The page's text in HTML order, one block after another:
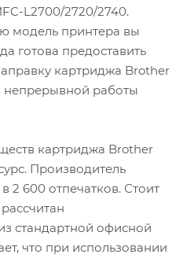
L2700/2720/2740.
модель принтера вы
готова предоставить
картриджа Brother
непрерывной работы
картриджа Brother
Производитель
2 600 отпечатков. Стоит
стандартной офисной
что при использовании